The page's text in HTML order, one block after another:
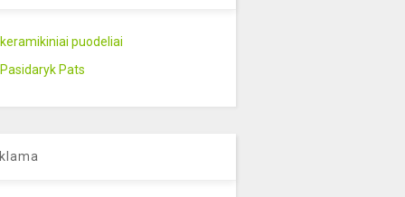
keramikiniai puodeliai
Pasidaryk Pats